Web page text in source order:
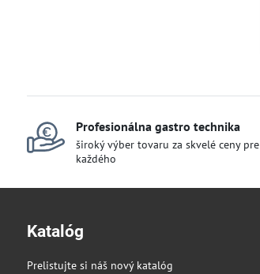
Profesionálna gastro technika
široký výber tovaru za skvelé ceny pre
každého
Katalóg
Prelistujte si náš nový katalóg